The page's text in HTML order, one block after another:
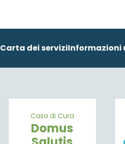
Carta dei serviziInformazioni
Casa di Cura
Domus